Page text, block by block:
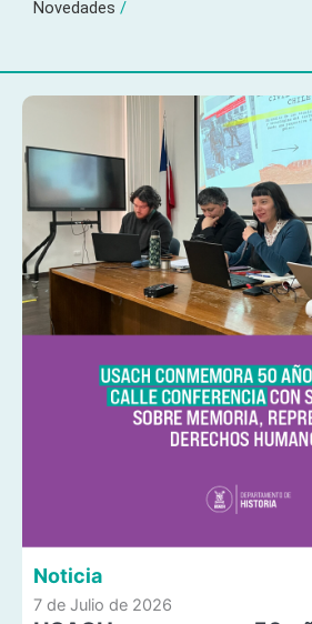
Novedades /
Noticia
7 de Julio de 2026